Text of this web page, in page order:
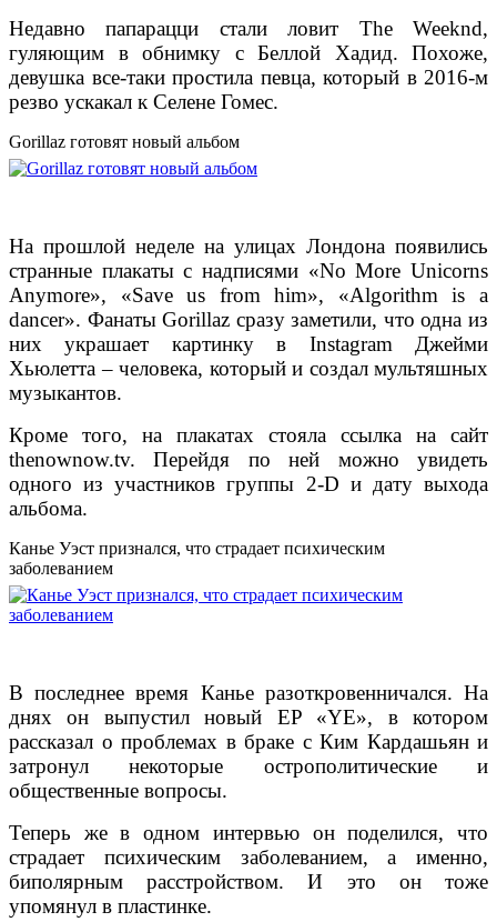
Недавно папарацци стали ловит The Weeknd,
гуляющим в обнимку с Беллой Хадид. Похоже,
девушка все-таки простила певца, который в 2016-м
резво ускакал к Селене Гомес.
Gorillaz готовят новый альбом
На прошлой неделе на улицах Лондона появились
странные плакаты с надписями «No More Unicorns
Anymore», «Save us from him», «Algorithm is a
dancer». Фанаты Gorillaz сразу заметили, что одна из
них украшает картинку в Instagram Джейми
Хьюлетта – человека, который и создал мультяшных
музыкантов.
Кроме того, на плакатах стояла ссылка на сайт
thenownow.tv. Перейдя по ней можно увидеть
одного из участников группы 2-D и дату выхода
альбома.
Канье Уэст признался, что страдает психическим
заболеванием
В последнее время Канье разоткровенничался. На
днях он выпустил новый EP «YE», в котором
рассказал о проблемах в браке с Ким Кардашьян и
затронул некоторые острополитические и
общественные вопросы.
Теперь же в одном интервью он поделился, что
страдает психическим заболеванием, а именно,
биполярным расстройством. И это он тоже
упомянул в пластинке.